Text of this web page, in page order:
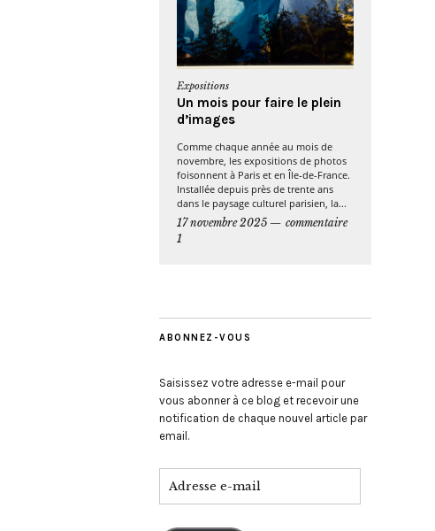
Expositions
Un mois pour faire le plein
d’images
Comme chaque année au mois de
novembre, les expositions de photos
foisonnent à Paris et en Île-de-France.
Installée depuis près de trente ans
dans le paysage culturel parisien, la...
17 novembre 2025
commentaire
1
ABONNEZ-VOUS
Saisissez votre adresse e-mail pour
vous abonner à ce blog et recevoir une
notification de chaque nouvel article par
email.